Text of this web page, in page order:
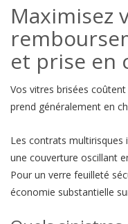
Maximisez
et prise en
Vos vitres brisées
prend généralement en
Les contrats multirisques
une couverture oscillant
Pour un verre feuilleté
économie substantielle